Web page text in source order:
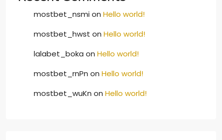
mostbet_nsmion Hello world!
mostbet_hwst on Hello world!
lalabet_boka on Hello world!
mostbet_rnPn on Hello world!
mostbet_wuKn on Hello world!